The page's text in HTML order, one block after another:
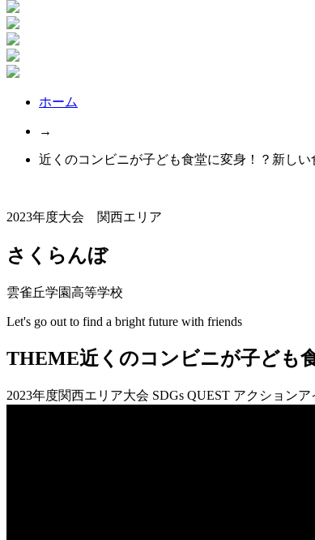
ホーム
→
近くのコンビニが子ども食堂に変身！？新しい
2023年度大会 関西エリア
さくらんぼ
雲雀丘学園高等学校
Let's go out to find a bright future with friends
THEME近くのコンビニが子ども
2023年度関西エリア大会 SDGs QUEST アクション